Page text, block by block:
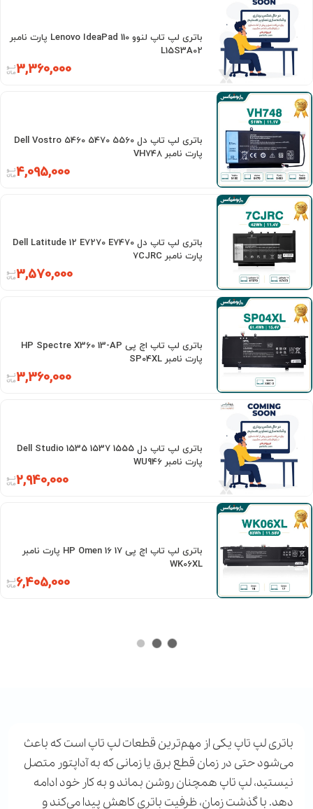
باتری لپ تاپ لنوو Lenovo IdeaPad 110 پارت نامبر
L15S3A02
3,360,000
باتری لپ تاپ دل Dell Vostro 5460 5470 5560
پارت نامبر VH748
4,095,000
باتری لپ تاپ دل Dell Latitude 12 E7270 E7470
پارت نامبر 7CJRC
3,570,000
باتری لپ تاپ اچ پی HP Spectre X360 13-AP
پارت نامبر SP04XL
3,360,000
باتری لپ تاپ دل Dell Studio 1535 1537 1555
پارت نامبر WU946
2,940,000
باتری لپ تاپ اچ پی HP Omen 16 17 پارت نامبر
WK06XL
6,405,000
باتری لپ تاپ یکی از مهم‌ترین قطعات لپ تاپ است که باعث
می‌شود حتی در زمان قطع برق یا زمانی که به آداپتور متصل
نیستید، لپ تاپ همچنان روشن بماند و به کار خود ادامه
دهد. با گذشت زمان، ظرفیت باتری کاهش پیدا می‌کند و